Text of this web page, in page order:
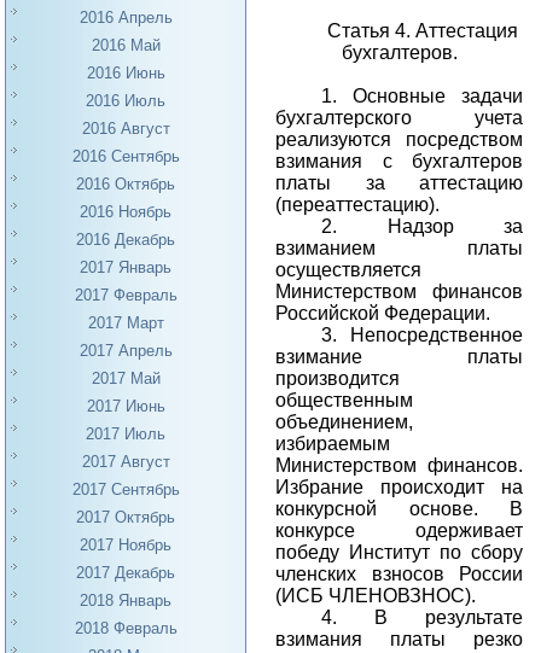
2016 Апрель
2016 Май
2016 Июнь
2016 Июль
2016 Август
2016 Сентябрь
2016 Октябрь
2016 Ноябрь
2016 Декабрь
2017 Январь
2017 Февраль
2017 Март
2017 Апрель
2017 Май
2017 Июнь
2017 Июль
2017 Август
2017 Сентябрь
2017 Октябрь
2017 Ноябрь
2017 Декабрь
2018 Январь
2018 Февраль
Статья 4. Аттестация
бухгалтеров.
1.Основные задачи
бухгалтерского учета
реализуются посредством
взимания с бухгалтеров
платы за аттестацию
(переаттестацию).
2.
Надзор за
взиманием платы
осуществляется
Министерством финансов
Российской Федерации.
3. Непосредственное
взимание платы
производится
общественным
объединением,
избираемым
Министерством финансов.
Избрание происходит на
конкурсной основе. В
конкурсе одерживает
победу Институт по сбору
членских взносов России
(ИСБ ЧЛЕНОВЗНОС).
4. В результате
взимания платы резко